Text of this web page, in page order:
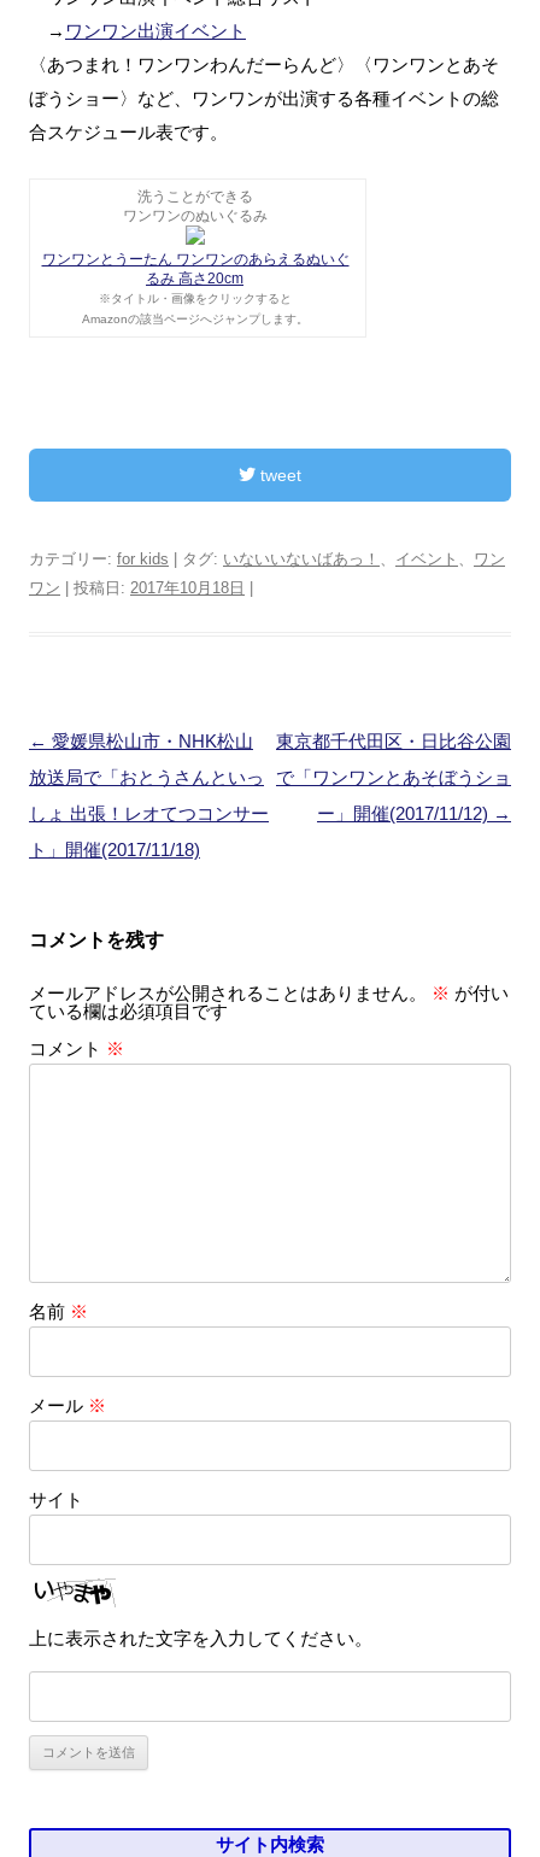
→ ワンワン出演イベント
〈あつまれ！ワンワンわんだーらんど〉〈ワンワンとあそ
ぼうショー〉など、ワンワンが出演する各種イベントの総
合スケジュール表です。
洗うことができる
ワンワンのぬいぐるみ
ワンワンとうーたん ワンワンのあらえるぬいぐ
るみ 高さ20cm
※タイトル・画像をクリックすると
Amazonの該当ページへジャンプします。
tweet
カテゴリー: for kids | タグ: いないいないばあっ！ 、 イベント 、 ワン
ワン | 投稿日: 2017年10月18日
投
稿
ナ
ビ
ョ
← 愛媛県松山市・NHK松山
放送局で「おとうさんといっ
しょ 出張！レオてつコンサー
ト」開催(2017/11/18)
東京都千代田区・日比谷公園
で「ワンワンとあそぼうショ
ー」開催(2017/11/12) →
コメントを残す
メールアドレスが公開されることはありません。 ※ が付い
ている欄は必須項目です
コメント ※
名前 ※
メール ※
サイト
上に表示された文字を入力してください。
サイト内検索